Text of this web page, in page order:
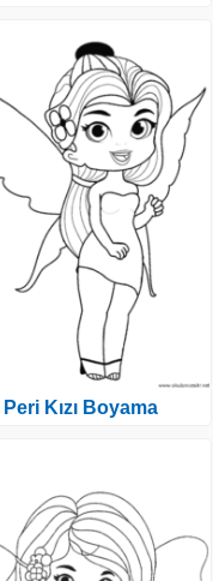
Peri Kızı Boyama